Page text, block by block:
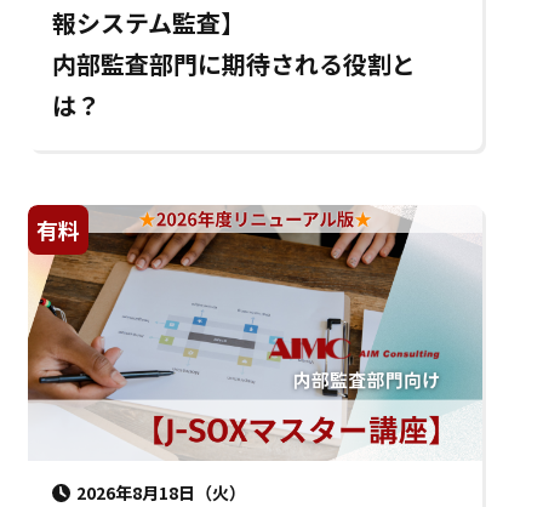
報システム監査】
内部監査部門に期待される役割と
は？
有料
2026年8月18日（火）